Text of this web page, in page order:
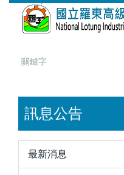
訊息公告
最新消息